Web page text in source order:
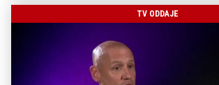
TV ODDAJE